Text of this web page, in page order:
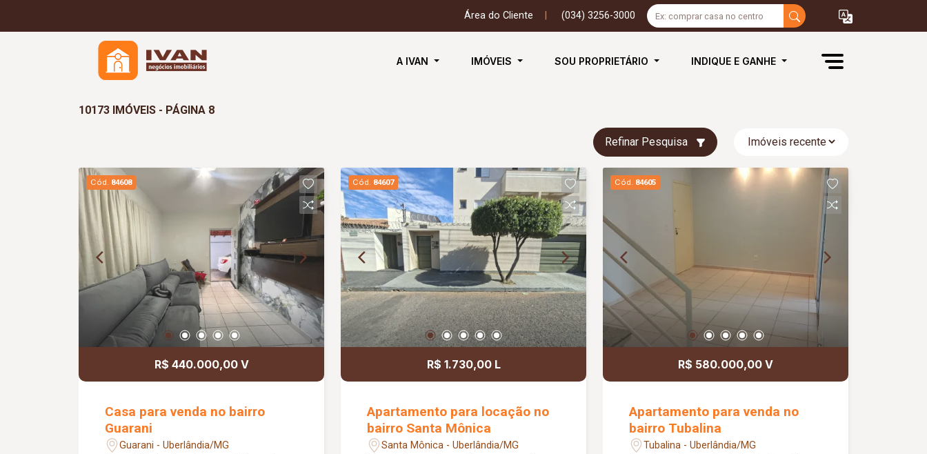
Área do Cliente (034) 3256-3000
A IVAN IMÓVEIS SOU PROPRIETÁRIO INDIQUE E GANHE
10173 IMÓVEIS - PÁGINA 8
Refinar Pesquisa
Cód. 84608
R$ 440.000,00 V
Casa para venda no bairro
Guarani
Guarani - Uberlândia/MG
Cód. 84607
R$ 1.730,00 L
Apartamento para locação no
bairro Santa Mônica
Santa Mônica - Uberlândia/MG
Cód. 84605
R$ 580.000,00 V
Apartamento para venda no
bairro Tubalina
Tubalina - Uberlândia/MG